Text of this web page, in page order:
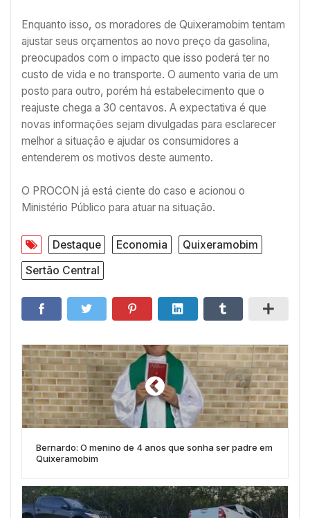
Enquanto isso, os moradores de Quixeramobim tentam
ajustar seus orçamentos ao novo preço da gasolina,
preocupados com o impacto que isso poderá ter no
custo de vida e no transporte. O aumento varia de um
posto para outro, porém há estabelecimento que o
reajuste chega a 30 centavos. A expectativa é que
novas informações sejam divulgadas para esclarecer
melhor a situação e ajudar os consumidores a
entenderem os motivos deste aumento.
O PROCON já está ciente do caso e acionou o
Ministério Público para atuar na situação.
Destaque Economia
Quixeramobim
Sertão Central
Bernardo: O menino de 4 anos que sonha ser padre em
Quixeramobim